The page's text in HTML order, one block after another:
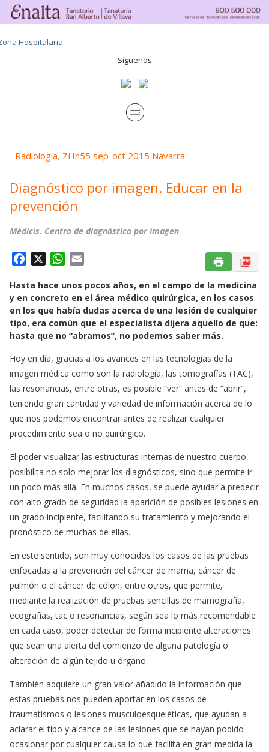
Síguenos
Radiología, ZHn55 sep-oct 2015 Navarra
Diagnóstico por imagen. Educar en la
prevención
Médicis. Centro de diagnóstico por imagen
c
e
b
o
k
W
a
t
s
A
p
a
i
l
Hasta hace unos pocos años, en el campo de la medicina
y en concreto en el área médico quirúrgica, en los casos
en los que había dudas acerca de una lesión de cualquier
tipo, era común que el especialista dijera aquello de que:
hasta que no “abramos”, no podemos saber más.
Hoy en día, gracias a los avances en las tecnologías de la
imagen médica como son la radiología, las tomografías (TAC),
las resonancias, entre otras, es posible “ver” antes de “abrir”,
teniendo gran cantidad y variedad de información acerca de lo
que nos podemos encontrar antes de realizar cualquier
procedimiento sea o no quirúrgico.
El poder visualizar las estructuras internas de nuestro cuerpo,
posibilita no solo mejorar los diagnósticos, sino que permite ir
un poco más allá. En muchos casos, se puede ayudar a predecir
con alto grado de seguridad la aparición de posibles lesiones en
un grado incipiente, facilitando su tratamiento y mejorando el
pronóstico de muchas de ellas.
En este sentido, son muy conocidos los casos de las pruebas
enfocadas a la prevención del cáncer de mama, cáncer de
pulmón o el cáncer de cólon, entre otros, que permite,
mediante la realización de pruebas sencillas de mamografía,
ecografías, tac o resonancias, según sea lo más recomendable
en cada caso, poder detectar de forma incipiente alteraciones
que sean una alerta del comienzo de alguna patología o
alteración de algún tejido u órgano.
También adquiere un gran valor añadido la información que
estas pruebas nos pueden aportar en los casos de
traumatismos o lesiones musculoesqueléticas, que ayudan a
aclarar el tipo y alcance de las lesiones que se hayan podido
ocasionar por cualquier causa lo que facilita en gran medida la